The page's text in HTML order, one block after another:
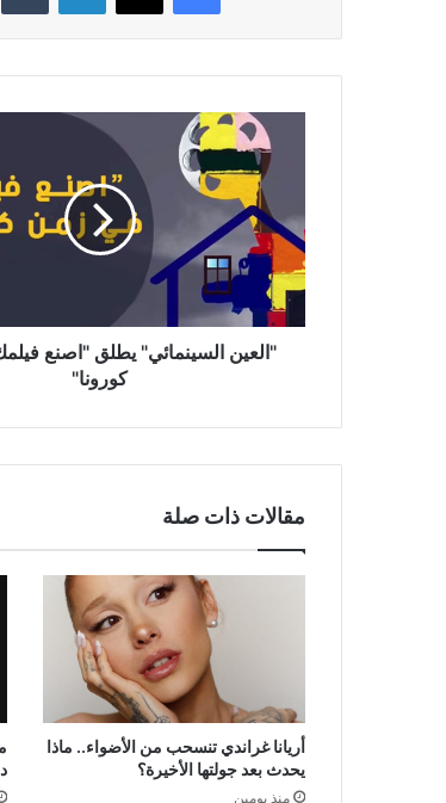
السينمائي"
فيلمك
في
زمن
كورونا"
"العين السينمائي" يطلق "اصنع
كورونا"
مقالات ذات صلة
أريانا غراندي تنسحب من الأضواء.. ماذا
يحدث بعد جولتها الأخيرة؟
منذ يومين